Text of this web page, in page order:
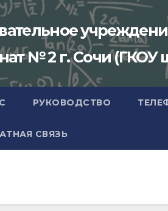
№ 2 г. Сочи (ГКОУ
РУКОВОДСТВО
СВЯЗЬ